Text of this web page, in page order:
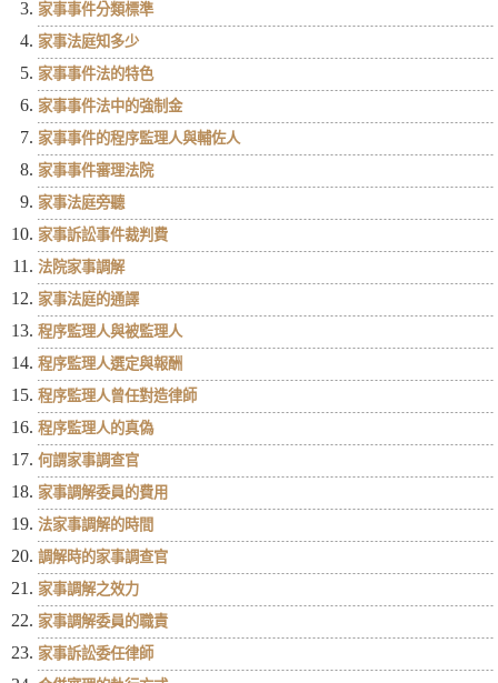
家事事件分類標準
家事法庭知多少
家事事件法的特色
家事事件法中的強制金
家事事件的程序監理人與輔佐人
家事事件審理法院
家事法庭旁聽
家事訴訟事件裁判費
法院家事調解
家事法庭的通譯
程序監理人與被監理人
程序監理人選定與報酬
程序監理人曾任對造律師
程序監理人的真偽
何謂家事調查官
家事調解委員的費用
法家事調解的時間
調解時的家事調查官
家事調解之效力
家事調解委員的職責
家事訴訟委任律師